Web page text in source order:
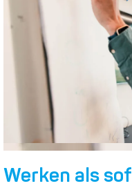
Werken als